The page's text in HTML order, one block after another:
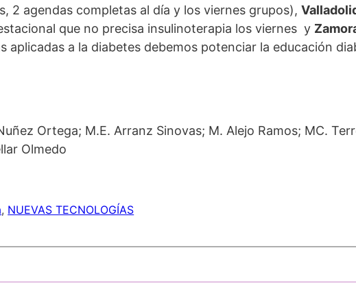
2 agendas completas al día y los viernes grupos),
que no precisa insulinoterapia los viernes y
aplicadas a la diabetes debemos potenciar la educación
Ortega; M.E. Arranz Sinovas; M. Alejo Ramos; MC.
Olmedo
, NUEVAS TECNOLOGÍAS